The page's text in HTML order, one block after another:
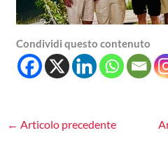
Condividi questo contenuto
← Articolo precedente